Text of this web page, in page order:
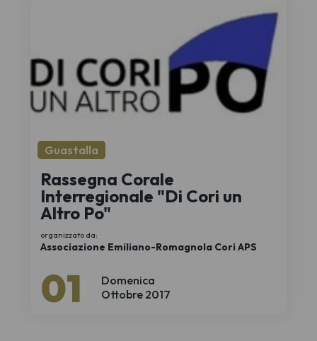
Domenica
01 Ottobre 2017
Guastalla
Rassegna Corale
Interregionale "Di Cori un
Altro Po"
organizzato da:
Associazione Emiliano-Romagnola Cori APS